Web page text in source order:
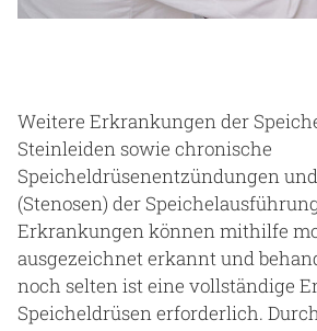
Weitere Erkrankungen der
Steinleiden sowie chronische
Speicheldrüsenentzündungen
(Stenosen) der
Erkrankungen können mithilfe
ausgezeichnet erkannt und
noch selten ist eine vollständige
Speicheldrüsen erforderlich.